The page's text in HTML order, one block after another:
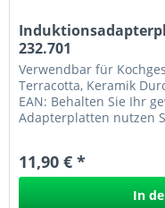
232.701
Verwendbar für
Terracotta, Keramik
EAN: Behalten Sie Ihr
Adapterplatten nutzen
11,90 € *
In